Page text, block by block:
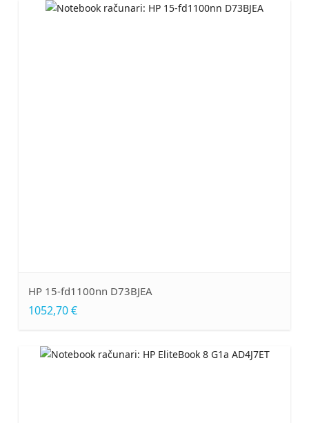
HP 15-fd1100nn D73BJEA
1052,70 €